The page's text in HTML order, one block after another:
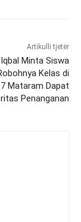
Artikulli tjetër
Minta Siswa
Kelas di
Mataram Dapat
Penanganan